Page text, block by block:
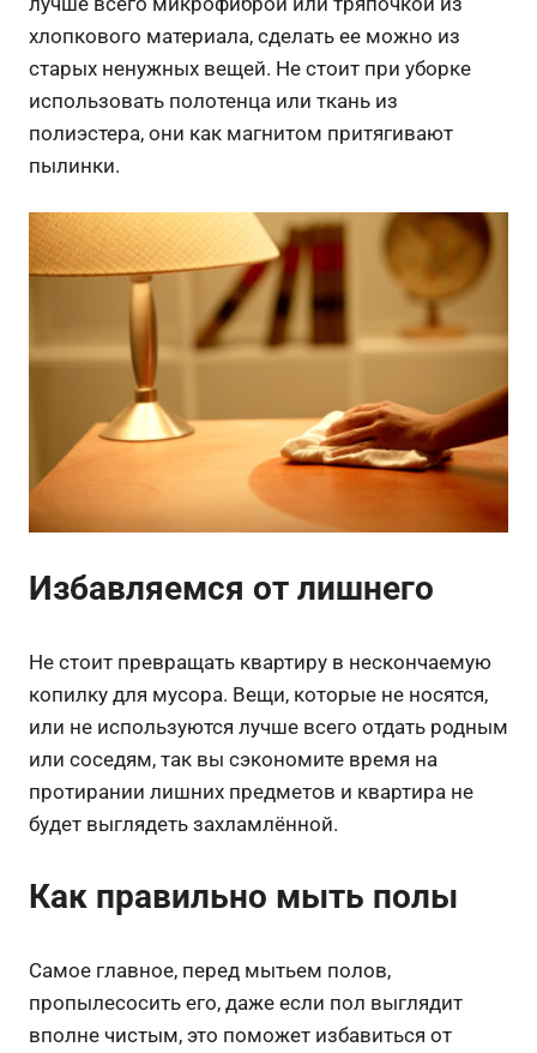
хлопкового материала, сделать ее можно из
старых ненужных вещей. Не стоит при уборке
использовать полотенца или ткань из
полиэстера, они как магнитом притягивают
пылинки.
Избавляемся от лишнего
Не стоит превращать квартиру в нескончаемую
копилку для мусора. Вещи, которые не носятся,
или не используются лучше всего отдать родным
или соседям, так вы сэкономите время на
протирании лишних предметов и квартира не
будет выглядеть захламлённой.
Как правильно мыть полы
Самое главное, перед мытьем полов,
пропылесосить его, даже если пол выглядит
вполне чистым, это поможет избавиться от